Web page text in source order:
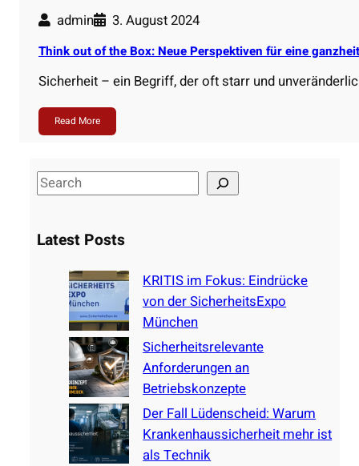
admin 3. August 2024
Think out of the Box: Neue Perspektiven für eine
Sicherheit – ein Begriff, der oft starr und
Read More
S
e
r
Latest Posts
KRITIS im Fokus: Eindrücke
von der SicherheitsExpo
München
Sicherheitsrelevante
Anforderungen an
Betriebskonzepte
Der Fall Lüdenscheid: Warum
Krankenhaussicherheit mehr ist
als Technik